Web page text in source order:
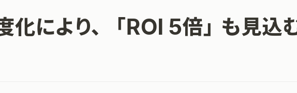
により、「ROI 5倍」も見込